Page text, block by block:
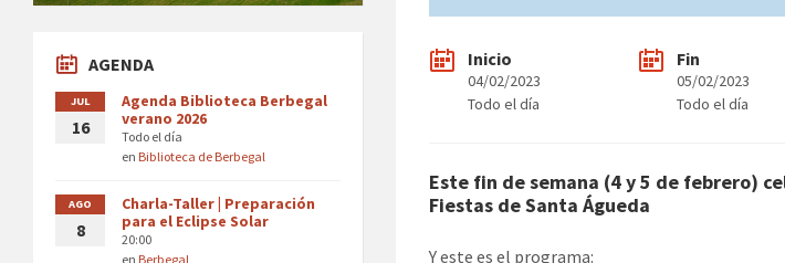
Inicio
04/02/2023
Todo el día
Fin
05/02/2023
Todo el día
Este fin de semana (4 y 5 de febrero)
Fiestas de Santa Águeda
Y este es el programa:
AGENDA
JUL
16
Agenda Biblioteca Berbegal
verano 2026
Todo el día
en Biblioteca de Berbegal
AGO
8
Charla-Taller | Preparación
para el Eclipse Solar
20:00
en Berbegal